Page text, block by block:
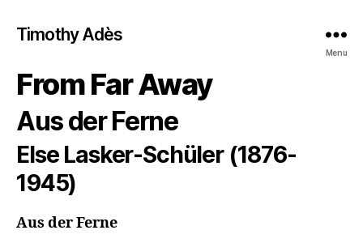
Timothy Adès
Menu
From Far Away
Aus der Ferne
Else Lasker-Schüler (1876-
1945)
Aus der Ferne